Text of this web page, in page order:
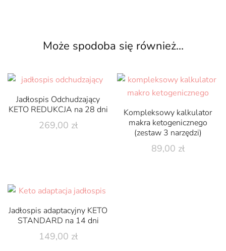
Może spodoba się również…
Jadłospis Odchudzający
KETO REDUKCJA na 28 dni
269,00 zł
wariantów.
Opcje
można
wybrać
Kompleksowy kalkulator
makra ketogenicznego
(zestaw 3 narzędzi)
89,00 zł
Jadłospis adaptacyjny KETO
STANDARD na 14 dni
149,00 zł